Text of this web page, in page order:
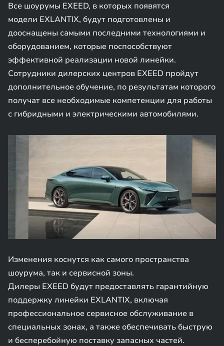
Все шоурумы EXEED, в которых появятся
модели EXLANTIX, будут подготовлены и
дооснащены самыми последними технологиями и
оборудованием, которые поспособствуют
эффективной реализации новой линейки.
Сотрудники дилерских центров EXEED пройдут
дополнительное обучение, по результатам которого
получат все необходимые компетенции для работы
с гибридными и электрическими автомобилями.
Изменения коснутся как самого пространства
шоурума, так и сервисной зоны.
Дилеры EXEED будут предоставлять гарантийную
поддержку линейки EXLANTIX, включая
профессиональное сервисное обслуживание в
специальных зонах, а также обеспечивать быструю
и бесперебойную поставку запасных частей.